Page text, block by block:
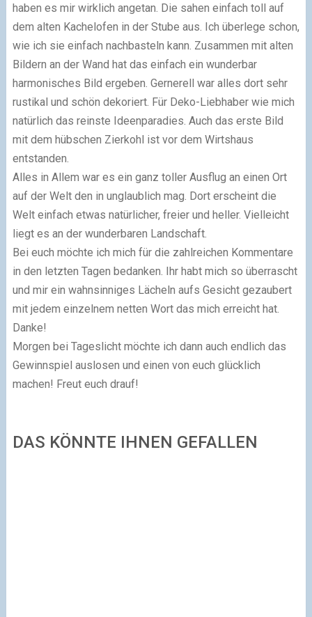
haben es mir wirklich angetan. Die sahen einfach toll auf
dem alten Kachelofen in der Stube aus. Ich überlege schon,
wie ich sie einfach nachbasteln kann. Zusammen mit alten
Bildern an der Wand hat das einfach ein wunderbar
harmonisches Bild ergeben. Gernerell war alles dort sehr
rustikal und schön dekoriert. Für Deko-Liebhaber wie mich
natürlich das reinste Ideenparadies. Auch das erste Bild
mit dem hübschen Zierkohl ist vor dem Wirtshaus
entstanden.
Alles in Allem war es ein ganz toller Ausflug an einen Ort
auf der Welt den in unglaublich mag. Dort erscheint die
Welt einfach etwas natürlicher, freier und heller. Vielleicht
liegt es an der wunderbaren Landschaft.
Bei euch möchte ich mich für die zahlreichen Kommentare
in den letzten Tagen bedanken. Ihr habt mich so überrascht
und mir ein wahnsinniges Lächeln aufs Gesicht gezaubert
mit jedem einzelnem netten Wort das mich erreicht hat.
Danke!
Morgen bei Tageslicht möchte ich dann auch endlich das
Gewinnspiel auslosen und einen von euch glücklich
machen! Freut euch drauf!
DAS KÖNNTE IHNEN GEFALLEN